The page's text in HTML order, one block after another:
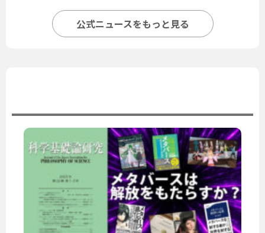
公式ニュースをもっと見る